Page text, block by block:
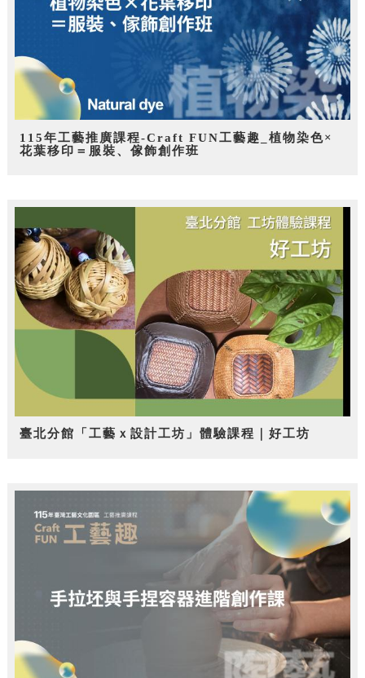
115年工藝推廣課程-Craft FUN工藝趣_植物染色×
花葉移印＝服裝、傢飾創作班
臺北分館「工藝ｘ設計工坊」體驗課程｜好工坊